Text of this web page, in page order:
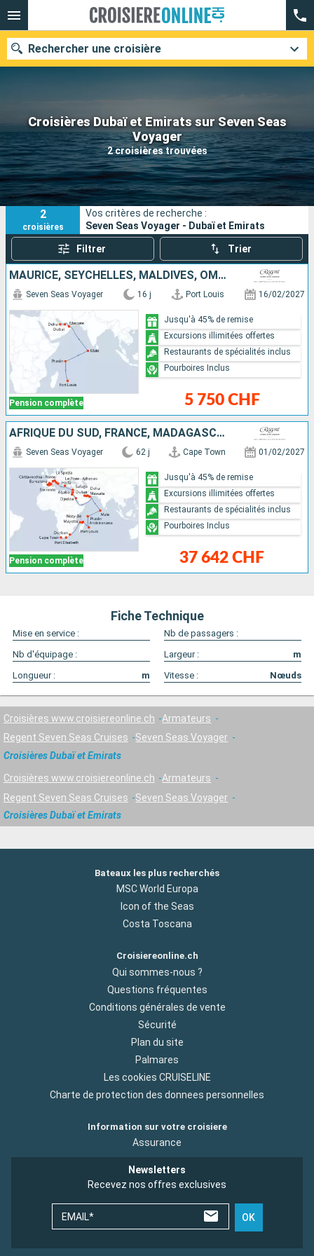
Croisières Dubaï et Emirats sur Seven Seas
Voyager
2 croisières trouvées
Rechercher une croisière
Nos destinations
Mois de départ
Ports Compagnies
Rechercher
2
croisières
Vos critères de recherche :
Seven Seas Voyager - Dubaï et Emirats
Filtrer Trier
MAURICE, SEYCHELLES, MALDIVES, OMAN, EMIRATS ARABES UNIS, QATAR
Pension complète
Seven Seas Voyager 16 j Port Louis 16/02/2027
5 750 CHF
Jusqu'à 45% de remise
Excursions illimitées offertes
Restaurants de spécialités inclus
Pourboires Inclus
AFRIQUE DU SUD, FRANCE, MADAGASCAR, MAURICE, SEYCHELLES, MALDIVES, OMAN, QATAR, EMIRATS ARABES UNIS, ARABIE SAOUDITE, JORDANIE, EGYPTE, ISRAËL, GRÈCE, ITALIE, MAJORQUE, IBIZA, ESPAGNE
Pension complète
Seven Seas Voyager 62 j Cape Town 01/02/2027
37 642 CHF
Jusqu'à 45% de remise
Excursions illimitées offertes
Restaurants de spécialités inclus
Pourboires Inclus
Fiche Technique
Mise en service :
Nb de passagers :
Nb d'équipage :
Largeur :
m
Longueur :
m Vitesse : Nœuds
Croisières www.croisiereonline.ch
Armateurs
Regent Seven Seas Cruises
Seven Seas Voyager
Croisières Dubaï et Emirats
Croisières www.croisiereonline.ch
Armateurs
Regent Seven Seas Cruises
Seven Seas Voyager
Croisières Dubaï et Emirats
Bateaux les plus recherchés
MSC World Europa
Icon of the Seas
Costa Toscana
Croisiereonline.ch
Qui sommes-nous ?
Questions fréquentes
Conditions générales de vente
Sécurité
Plan du site
Palmares
Les cookies CRUISELINE
Charte de protection des donnees personnelles
Information sur votre croisiere
Assurance
Newsletters
Recevez nos offres exclusives
EMAIL* OK